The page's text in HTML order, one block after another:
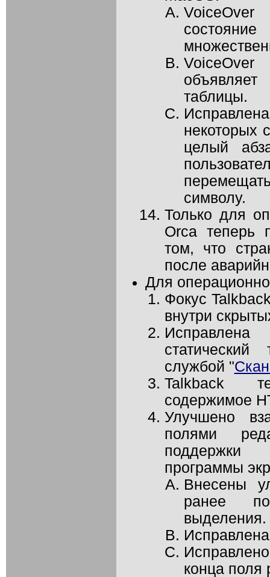
таблицы.
некоторых
целый
символу.
Только для
Orca теперь
том, что
после
Для
Фокус
внутри
службой "
Talkback
содержимое
Улучшено
полями
поддержки
программы
Внесены
ранее
выделения.
конца поля